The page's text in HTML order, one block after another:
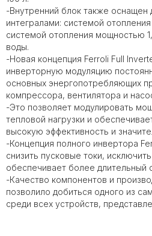
-Внутренний блок также оснащен
интегралами: системой
системой отопления мощностью
воды.
-Новая концепция Ferroli Full
инверторную модуляцию
основных энергопотребляющих
компрессора, вентилятора и
-Это позволяет модулировать
тепловой нагрузки и
высокую эффективность и
-Концепция полного инвертора
снизить пусковые токи,
обеспечивает более длительный
-Качество компонентов и
позволило добиться одного из
среди всех устройств,